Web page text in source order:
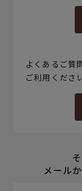
よくあるご質
ご利用くださ
メール